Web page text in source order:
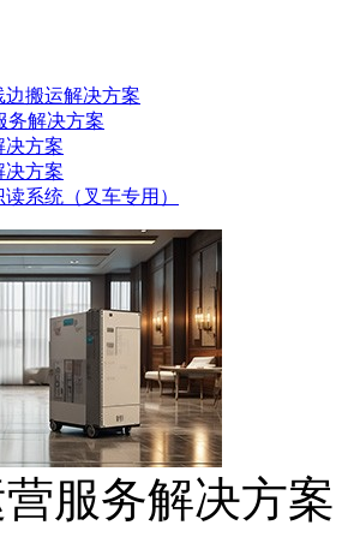
边搬运解决方案
务解决方案
决方案
决方案
系统（叉车专用）
营服务解决方案